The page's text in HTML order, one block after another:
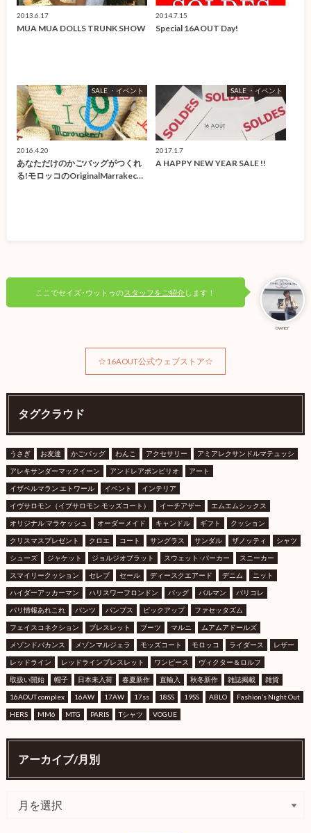
2013.6.17
MUA MUA DOLLS TRUNK SHOW
2014.7.15
Special 16AOUT Day!
SALE ・イベント
2016.4.20
あなただけのかごバッグがつくれ
る!モロッコのOriginalMarrakec…
SALE ・イベント
2017.1.7
A HAPPY NEW YEAR SALE !!
owner
ここでセイズ･ウットゥのスタッフをご紹介します！
☆16AOUT公式ウェブストア☆
タグクラウド
うさぎ お友達 かごバッグ わんこ アクセサリー アミアレクサンドルマテュッシ
アレキサンダーマックイーン アンドレアポンピリオ アート
イザベルマラン エトワール イベント インテリア
イヴサロモン（イブサロモン モッズコート） イーチアザー エムエムシックス
オリジナル マラケッシュ オーダーメイド キャンドル ギフト クッション
クリスマスプレゼント クロエ コート サングラス サンダル ザノッティ シャツ
シューズ ジャケット ジョルジオブラット スウェット･パーカー スニーカー
スマイリークッション セレブ セール ディースクエアード デニム ニット
ハイダーアッカーマン ハリスワーフロンドン バッグ バルマン パリコレ
パリ情報あれこれ パンツ パンプス ピックアップ ファセッタズム
フェイスコネクション ブレスレット ブーツ マルニ ムアムアドールズ
メゾンドバカンス メゾンマルジェラ モッズコート モロッコ ライダース レザー
レッドライン レッドラインブレスレット ワンピース ヴィクター＆ロルフ
取扱い開始 帽子 日本未入荷 春夏新作 直輸入 秋冬新作 雑誌掲載 雑貨
16AOUT complex 16AW 17AW 17ss 18SS 19SS ABLO Fashion’s Night Out
HERS MM6 MTG PARIS Tシャツ VOGUE
アーカイブ/月別